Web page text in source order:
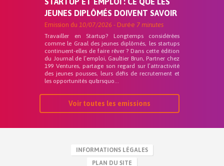
JEUNES DIPLÔMÉS DOIVENT SAVOIR
Emission du 10/07/2026 - Durée 7 minutes
Travailler en Startup? Longtemps considérées
comme le Graal des jeunes diplômés, les startups
continuent-elles de faire rêver ? Dans cette édition
du Journal de l’emploi, Gaultier Brun, Partner chez
199 Ventures, partage son regard sur l’attractivité
des jeunes pousses, leurs défis de recrutement et
les opportunités qu&rsquo...
Voir toutes les emissions
INFORMATIONS LÉGALES
PLAN DU SITE